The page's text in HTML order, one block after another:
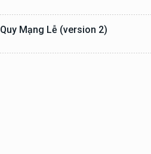
Quy Mạng Lễ (version 2)